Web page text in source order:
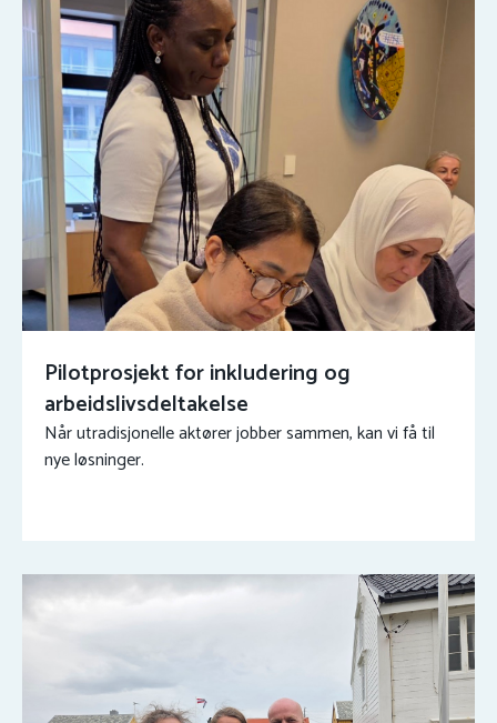
Pilotprosjekt for inkludering og
arbeidslivsdeltakelse
Når utradisjonelle aktører jobber sammen, kan vi få til
nye løsninger.